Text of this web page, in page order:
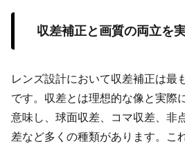
収差補正と画質の両立を
レンズ設計において収差補正は最
です。収差とは理想的な像と実際
意味し、球面収差、コマ収差、非
差など多くの種類があります。こ